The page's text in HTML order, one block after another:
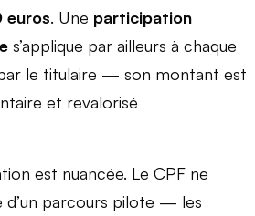
. Une participation
s’applique par ailleurs à chaque
le titulaire — son montant est
et revalorisé
est nuancée. Le CPF ne
d’un parcours pilote — les